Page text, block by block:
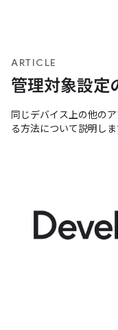
ARTICLE
管理対象設定
同じデバイス上の他の
る方法について説明しま